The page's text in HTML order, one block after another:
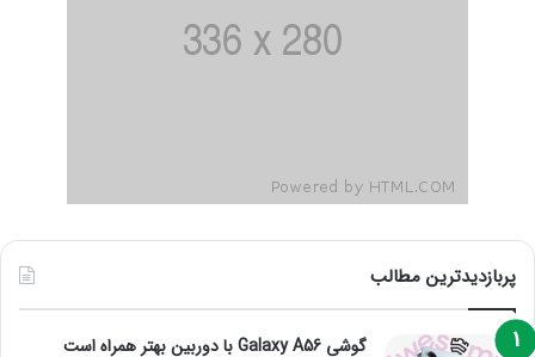
پربازدیدترین مطالب
گوشی Galaxy A56 با دوربین بهتر همراه است